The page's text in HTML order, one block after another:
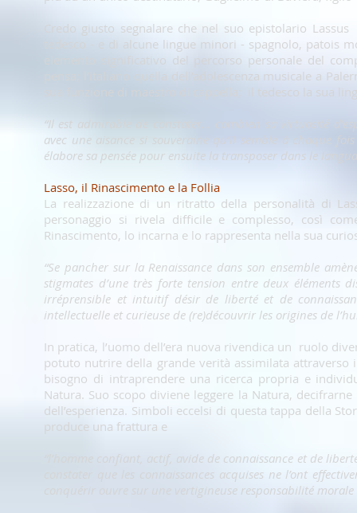
Credo giusto segnalare che nel suo epistolario
tedesco - e di alcune lingue minori - spagnolo, patois
elemento significativo del percorso personale del
pensa; l’italiano quella dell’adolescenza musicale a
sua funzione di maestro di cappella; il tedesco la sua
“Il est admirable de constater... combien sa virtuosité
avec une aisance si souveraine qu’il semble à chaque
élabore sa pensée pour ensuite la transposer dans le
Lasso, il Rinascimento e la Follia
La realizzazione di un ritratto della personalità di
personaggio si rivela difficile e complesso, così
Rinascimento, lo incarna e lo rappresenta nella sua
“Se pancher sur la Renaissance dans son ensemble
stigmates d’une très forte tension entre deux éléments
irréprensible et intuitif désir de liberté et de
intellectuelle et curieuse de (re)découvrir les origines de
In pratica, l’uomo dell’era nuova rivendica un ruolo
potuto nutrire della grande verità assimilata attraverso
bisogno di intraprendere una ricerca propria e
Natura. Suo scopo diviene leggere la Natura,
dell’esperienza. Simboli eccelsi di questa tappa della
produce una frattura e
“l’homme confiant, actif, avide de connaissance et de
constater que les connaissances acquises ne l’ont
conquérir ouvre sur une vertigineuse responsabilité